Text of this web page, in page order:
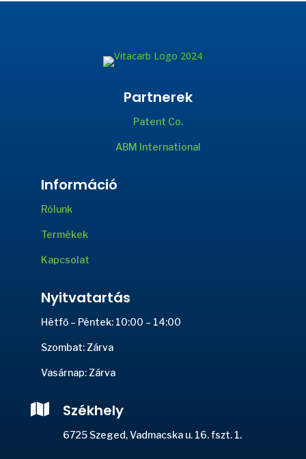
Partnerek
Patent Co.
ABM International
Információ
Rólunk
Termékek
Kapcsolat
Nyitvatartás
Hétfő – Péntek: 10:00 – 14:00
Szombat: Zárva
Vasárnap: Zárva
 Székhely
6725 Szeged, Vadmacska u. 16. fszt. 1.